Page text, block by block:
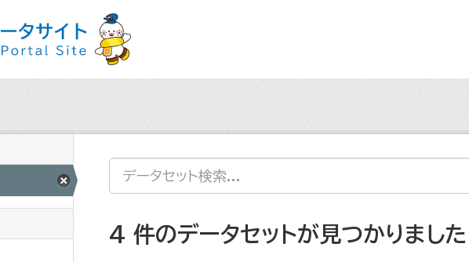
4 件のデータセットが見つかりました